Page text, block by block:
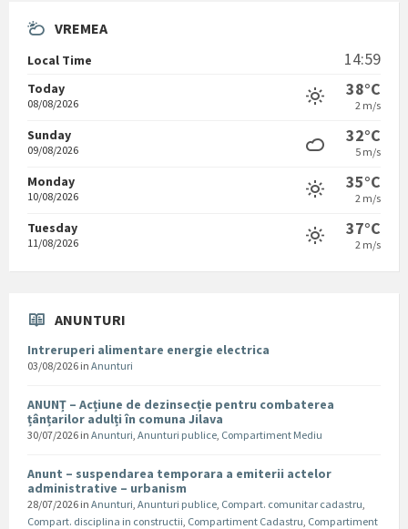
VREMEA
Local Time 14:59
Today
08/08/2026
38°C
2 m/s
Sunday
09/08/2026
32°C
5 m/s
Monday
10/08/2026
35°C
2 m/s
Tuesday
11/08/2026
37°C
2 m/s
ANUNTURI
Intreruperi alimentare energie electrica
03/08/2026 in Anunturi
ANUNȚ – Acțiune de dezinsecție pentru combaterea
țânțarilor adulți în comuna Jilava
30/07/2026 in Anunturi, Anunturi publice, Compartiment Mediu
Anunt – suspendarea temporara a emiterii actelor
administrative – urbanism
28/07/2026 in Anunturi, Anunturi publice, Compart. comunitar cadastru,
Compart. disciplina in constructii, Compartiment Cadastru, Compartiment